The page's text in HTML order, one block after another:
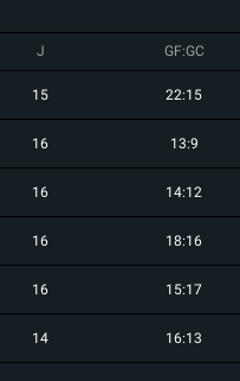
J GF:GC
15 22:15
16 13:9
16 14:12
16 18:16
16 15:17
14 16:13